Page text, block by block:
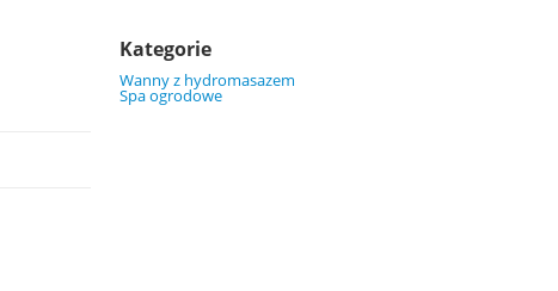
Kategorie
Wanny z hydromasazem
Spa ogrodowe